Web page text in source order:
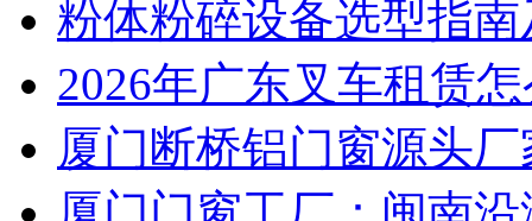
粉体粉碎设备选型指
2026年广东叉车租赁
厦门断桥铝门窗源头